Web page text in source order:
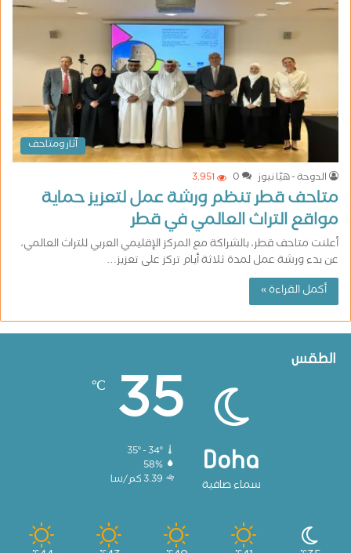
آثار ومتاحف
الدوحة - هيّا نيوز
0 3٬951
متاحف قطر تنظم ورشة عمل لتعزيز حماية
مواقع التراث العالمي في قطر
أعلنت متاحف قطر، بالشراكة مع المركز الإقليمي العربي للتراث العالمي،
عن بدء ورشة عمل لمدة ثلاثة أيام تركز على تعزيز…
أكمل القراءة »
الطقس
Doha
سماء صافية
35
℃
35º - 34º
58%
3.39 كم/سا